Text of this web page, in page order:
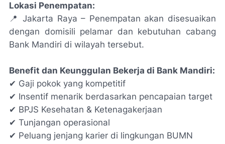
Lokasi Penempatan:
📍 Jakarta Raya – Penempatan akan disesuaikan
dengan domisili pelamar dan kebutuhan cabang
Bank Mandiri di wilayah tersebut.
Benefit dan Keunggulan Bekerja di Bank Mandiri:
✔ Gaji pokok yang kompetitif
✔ Insentif menarik berdasarkan pencapaian target
✔ BPJS Kesehatan & Ketenagakerjaan
✔ Tunjangan operasional
✔ Peluang jenjang karier di lingkungan BUMN